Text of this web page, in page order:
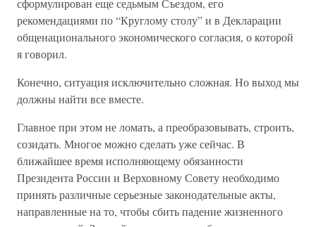
сформулирован еще седьмым Съездом, его
рекомендациями по “Круглому столу” и в Декларации
общенационального экономического согласия, о которой
я говорил.
Конечно, ситуация исключительно сложная. Но выход мы
должны найти все вместе.
Главное при этом не ломать, а преобразовывать, строить,
созидать. Многое можно сделать уже сейчас. В
ближайшее время исполняющему обязанности
Президента России и Верховному Совету необходимо
принять различные серьезные законодательные акты,
направленные на то, чтобы сбить падение жизненного